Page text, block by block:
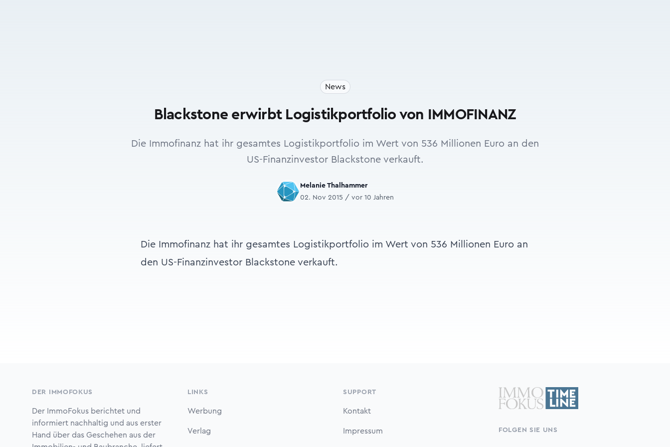
News
Blackstone erwirbt Logistikportfolio von IMMOFINANZ
Die Immofinanz hat ihr gesamtes Logistikportfolio im Wert von 536 Millionen Euro an den
US-Finanzinvestor Blackstone verkauft.
Melanie Thalhammer
02. Nov 2015 / vor 10 Jahren
Die Immofinanz hat ihr gesamtes Logistikportfolio im Wert von 536 Millionen Euro an
den US-Finanzinvestor Blackstone verkauft.
DER IMMOFOKUS
Der ImmoFokus berichtet und
informiert nachhaltig und aus erster
Hand über das Geschehen aus der
LINKS
Werbung
Verlag
SUPPORT
Kontakt
Impressum FOLGEN SIE UNS